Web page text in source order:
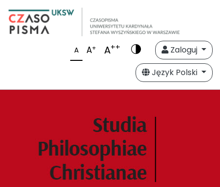
A A+ A++
Zaloguj
Język Polski